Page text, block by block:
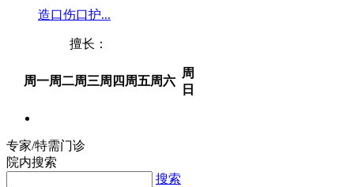
造口伤口护...
擅长：
周一周二周三周四 周五周六
周
日
专家/特需门诊
院内搜索
搜索